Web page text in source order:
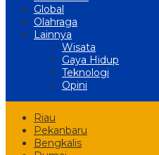
Global
Olahraga
Lainnya
Wisata
Gaya Hidup
Teknologi
Opini
Riau
Pekanbaru
Bengkalis